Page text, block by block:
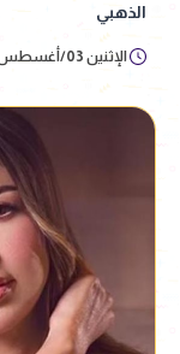
الذهبي
الإثنين 03/أغسطس/2026 - 02:20 ص